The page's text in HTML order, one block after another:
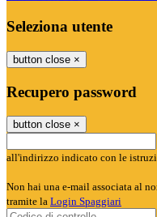
Seleziona utente
button close ×
Recupero password
button close ×
all'indirizzo indicato con le
Non hai una e-mail associata al
tramite la Login Spaggiari